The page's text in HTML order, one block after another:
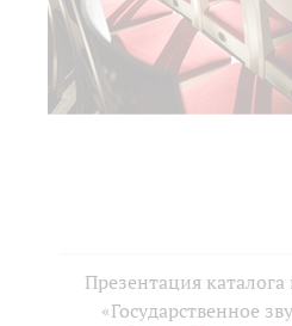
Презентация каталога
«Государственное